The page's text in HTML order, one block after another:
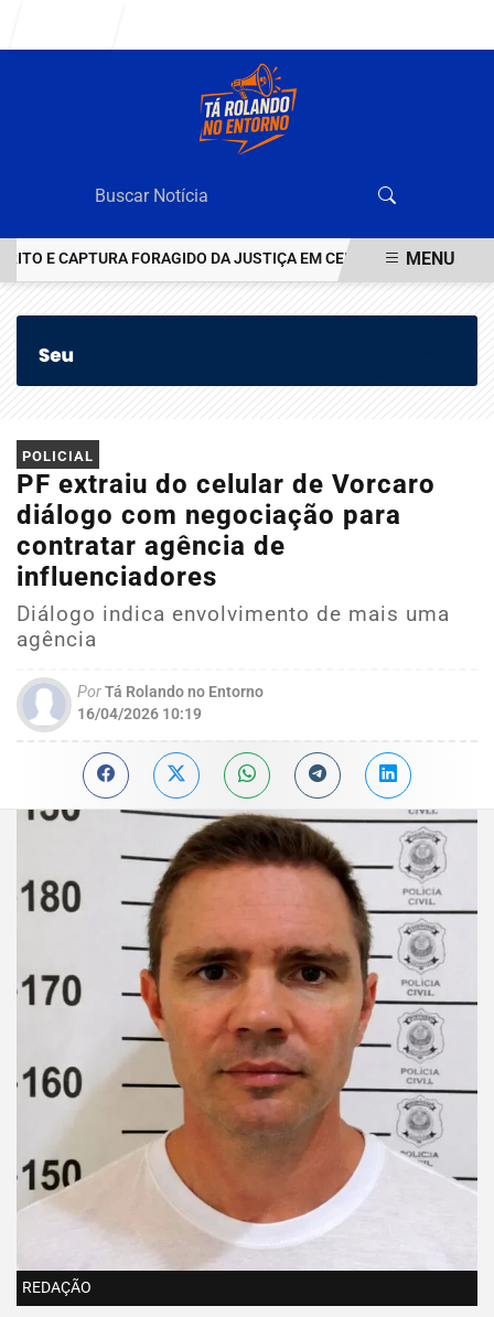
CAPTURA FORAGIDO DA JUSTIÇA EM CEILÂNDIA VEJA QUEM
MENU
POLICIAL
PF extraiu do celular de Vorcaro
diálogo com negociação para
contratar agência de
influenciadores
Diálogo indica envolvimento de mais uma
agência
PorTá Rolando no Entorno
16/04/2026 10:19
REDAÇÃO